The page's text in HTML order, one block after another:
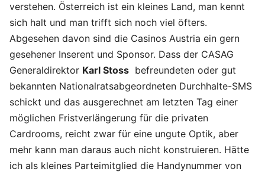
verstehen. Österreich ist ein kleines Land, man kennt
sich halt und man trifft sich noch viel öfters.
Abgesehen davon sind die Casinos Austria ein gern
gesehener Inserent und Sponsor. Dass der CASAG
Generaldirektor Karl Stoss befreundeten oder gut
bekannten Nationalratsabgeordneten Durchhalte-SMS
schickt und das ausgerechnet am letzten Tag einer
möglichen Fristverlängerung für die privaten
Cardrooms, reicht zwar für eine ungute Optik, aber
mehr kann man daraus auch nicht konstruieren. Hätte
ich als kleines Parteimitglied die Handynummer von